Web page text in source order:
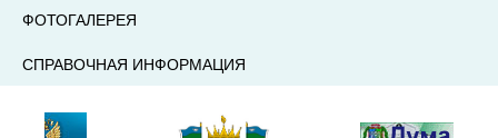
ФОТОГАЛЕРЕЯ
СПРАВОЧНАЯ ИНФОРМАЦИЯ